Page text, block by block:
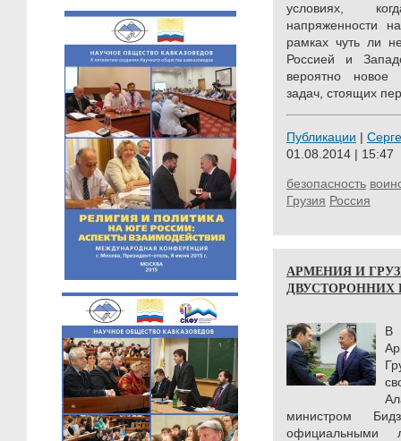
условиях,
напряженности
рамках чуть ли
Россией и
вероятно новое
задач, стоящих
Публикации |
01.08.2014 | 15:47
безопасность
Грузия Россия
АРМЕНИЯ И
В
министром